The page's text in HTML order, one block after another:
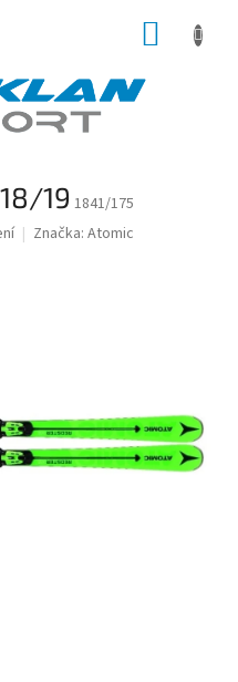
19 1841/175
Značka: Atomic